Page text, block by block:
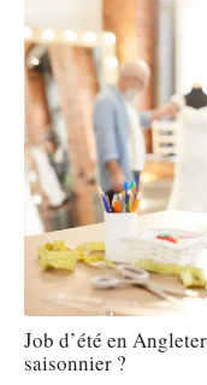
Job d’été en
saisonnier ?